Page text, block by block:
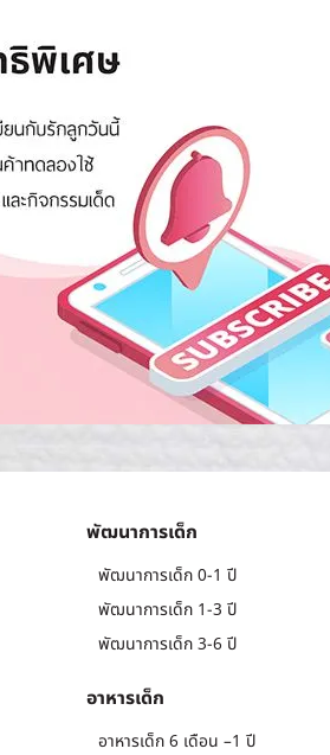
พัฒนาการเด็ก
พัฒนาการเด็ก 0-1 ปี
พัฒนาการเด็ก 1-3 ปี
พัฒนาการเด็ก 3-6 ปี
อาหารเด็ก
อาหารเด็ก 6 เดือน –1 ปี